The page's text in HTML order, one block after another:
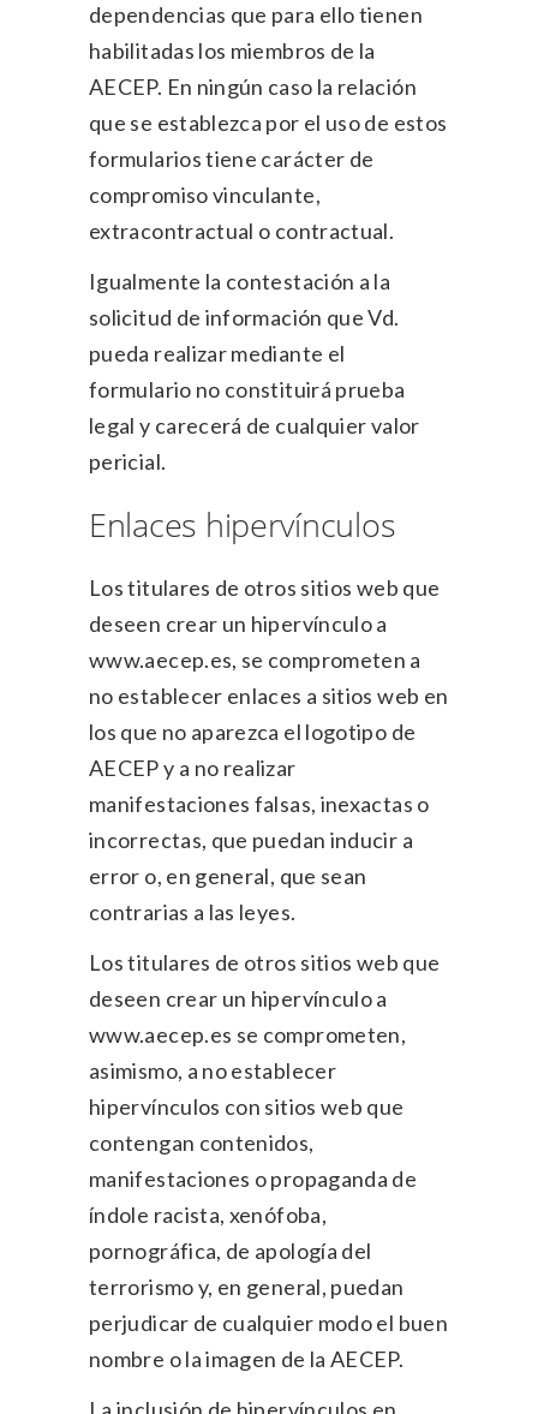
dependencias que para ello tienen
habilitadas los miembros de la
AECEP. En ningún caso la relación
que se establezca por el uso de estos
formularios tiene carácter de
compromiso vinculante,
extracontractual o contractual.
Igualmente la contestación a la
solicitud de información que Vd.
pueda realizar mediante el
formulario no constituirá prueba
legal y carecerá de cualquier valor
pericial.
Enlaces hipervínculos
Los titulares de otros sitios web que
deseen crear un hipervínculo a
www.aecep.es, se comprometen a
no establecer enlaces a sitios web en
los que no aparezca el logotipo de
AECEP y a no realizar
manifestaciones falsas, inexactas o
incorrectas, que puedan inducir a
error o, en general, que sean
contrarias a las leyes.
Los titulares de otros sitios web que
deseen crear un hipervínculo a
www.aecep.es se comprometen,
asimismo, a no establecer
hipervínculos con sitios web que
contengan contenidos,
manifestaciones o propaganda de
índole racista, xenófoba,
pornográfica, de apología del
terrorismo y, en general, puedan
perjudicar de cualquier modo el buen
nombre o la imagen de la AECEP.